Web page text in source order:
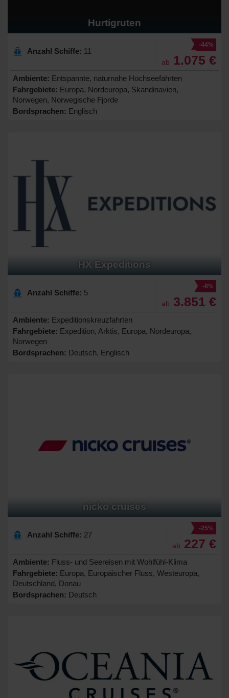
Hurtigruten
Anzahl Schiffe: 11
-44%
ab 1.075 €
Ambiente: Entspannte, naturnahe Hochseefahrten
Fahrgebiete: Europa, Nordeuropa, Skandinavien,
Norwegen, Norwegische Fjorde
Bordsprachen: Englisch
HX Expeditions
Anzahl Schiffe: 5
-8%
ab 3.851 €
Ambiente: Expeditionskreuzfahrten
Fahrgebiete: Expedition, Arktis, Europa, Nordeuropa,
Norwegen
Bordsprachen: Deutsch, Englisch
nicko cruises
Anzahl Schiffe: 27
-25%
ab 227 €
Ambiente: Fluss- und Seereisen mit Wohlfühl-Klima
Fahrgebiete: Europa, Europäischer Fluss, Westeuropa,
Deutschland, Donau
Bordsprachen: Deutsch